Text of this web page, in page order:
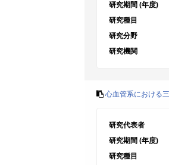
研究期間 (年度)
研究種目
研究分野
研究機関
心血管系における
研究代表者
研究期間 (年度)
研究種目